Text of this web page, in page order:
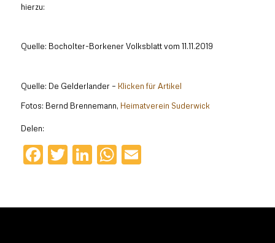
hierzu:
Quelle: Bocholter-Borkener Volksblatt vom 11.11.2019
Quelle: De Gelderlander – Klicken für Artikel
Fotos: Bernd Brennemann, Heimatverein Suderwick
Delen:
Facebook
Twitter
LinkedIn
WhatsApp
Email